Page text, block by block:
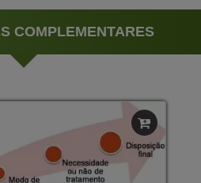
COMPLEMENTARES